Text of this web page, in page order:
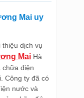
Mai uy
dịch vụ
Mai Hà
chữa điện
Công ty đã có
nước và